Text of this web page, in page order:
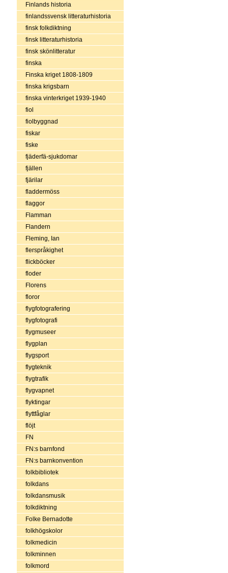
Finlands historia
finlandssvensk litteraturhistoria
finsk folkdiktning
finsk litteraturhistoria
finsk skönlitteratur
finska
Finska kriget 1808-1809
finska krigsbarn
finska vinterkriget 1939-1940
fiol
fiolbyggnad
fiskar
fiske
fjäderfä-sjukdomar
fjällen
fjärilar
fladdermöss
flaggor
Flamman
Flandern
Fleming, Ian
flerspråkighet
flickböcker
floder
Florens
floror
flygfotografering
flygfotografi
flygmuseer
flygplan
flygsport
flygteknik
flygtrafik
flygvapnet
flyktingar
flyttfåglar
flöjt
FN
FN:s barnfond
FN:s barnkonvention
folkbibliotek
folkdans
folkdansmusik
folkdiktning
Folke Bernadotte
folkhögskolor
folkmedicin
folkminnen
folkmord